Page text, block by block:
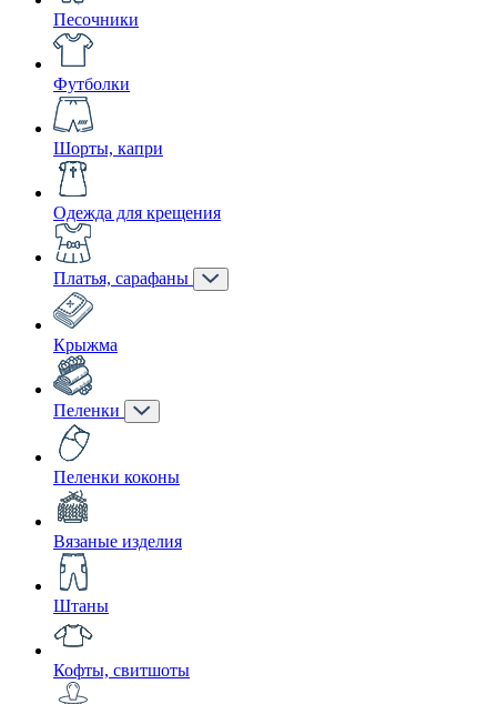
Песочники
Футболки
Шорты, капри
Одежда для крещения
Платья, сарафаны
Крыжма
Пеленки
Пеленки коконы
Вязаные изделия
Штаны
Кофты, свитшоты